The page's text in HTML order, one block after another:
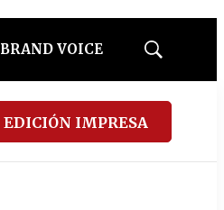
BRAND VOICE
Mostrar
EDICIÓN IMPRESA